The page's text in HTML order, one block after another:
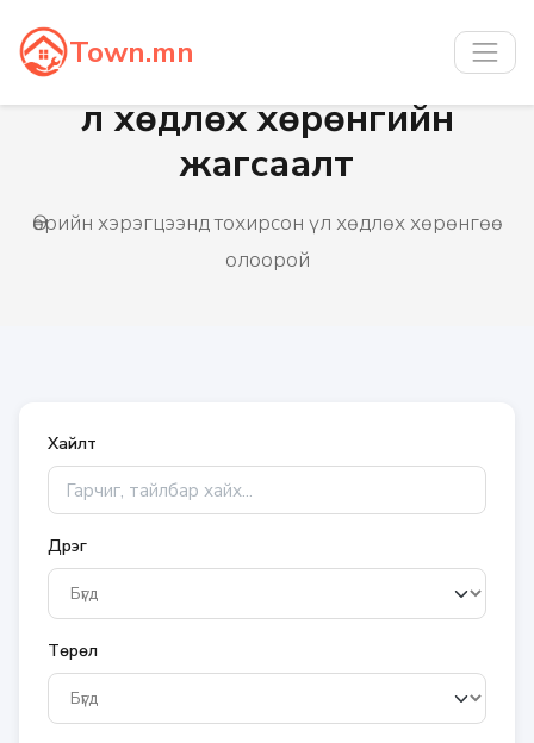
Town.mn
Үл хөдлөх хөрөнгийн
жагсаалт
Өөрийн хэрэгцээнд тохирсон үл хөдлөх хөрөнгөө
олоорой
Хайлт
Дүүрэг
Төрөл